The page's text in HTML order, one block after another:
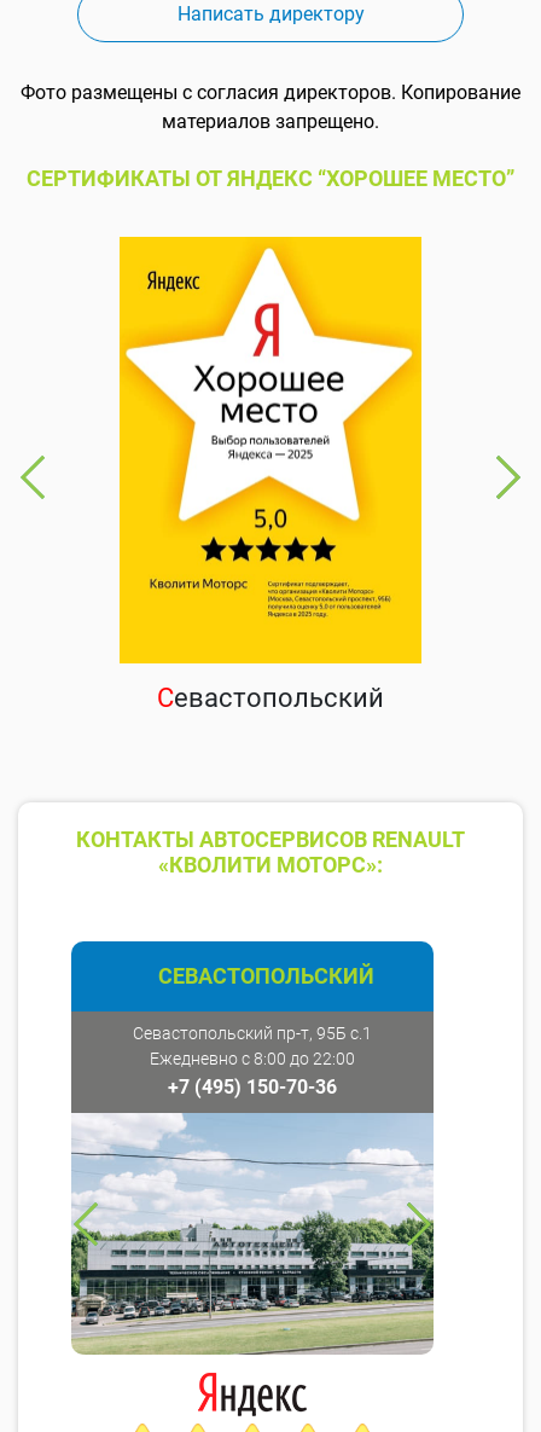
Написать директору
Фото размещены с согласия директоров. Копирование
материалов запрещено.
СЕРТИФИКАТЫ ОТ ЯНДЕКС “ХОРОШЕЕ МЕСТО”
Севастопольский
КОНТАКТЫ АВТОСЕРВИСОВ RENAULT
«КВОЛИТИ МОТОРС»:
СЕВАСТОПОЛЬСКИЙ
Севастопольский пр-т, 95Б с.1
Ежедневно с 8:00 до 22:00
+7 (495) 150-70-36